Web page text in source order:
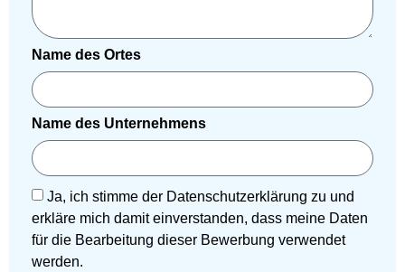
Name des Ortes
Name des Unternehmens
Ja, ich stimme der Datenschutzerklärung zu und
erkläre mich damit einverstanden, dass meine Daten
für die Bearbeitung dieser Bewerbung verwendet
werden.